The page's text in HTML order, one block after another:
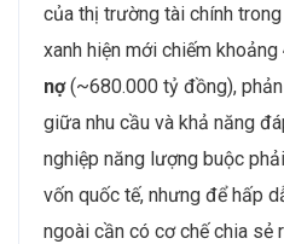
của thị trường tài chính
xanh hiện mới chiếm khoảng
nợ(~680.000 tỷ đồng),
giữa nhu cầu và khả năng
nghiệp năng lượng buộc
vốn quốc tế, nhưng để hấp
ngoài cần có cơ chế chia sẻ